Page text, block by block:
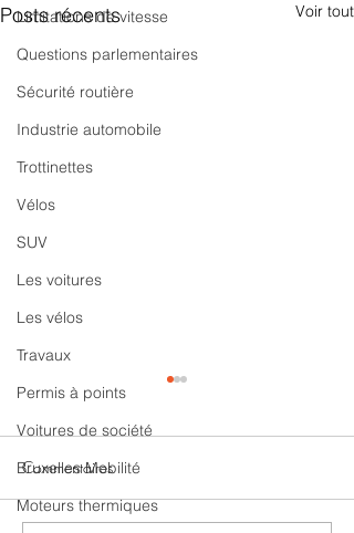
Limitations de vitesse
Questions parlementaires
Sécurité routière
Industrie automobile
Trottinettes
Vélos
SUV
Les voitures
Les vélos
Travaux
Permis à points
Voitures de société
Bruxelles Mobilité
Moteurs thermiques
Posts récents Voir tout
Commentaires